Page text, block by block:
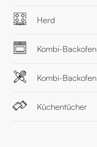
Herd
Kombi-Backofen
Kombi-Backofen
Küchentücher